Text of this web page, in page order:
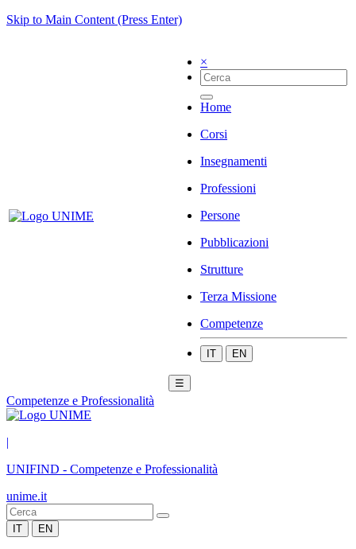
Skip to Main Content (Press Enter)
×
Home
Corsi
Insegnamenti
Professioni
Persone
Pubblicazioni
Strutture
Terza Missione
Competenze
IT EN
☰
Competenze e Professionalità
|
UNIFIND - Competenze e Professionalità
unime.it
IT EN